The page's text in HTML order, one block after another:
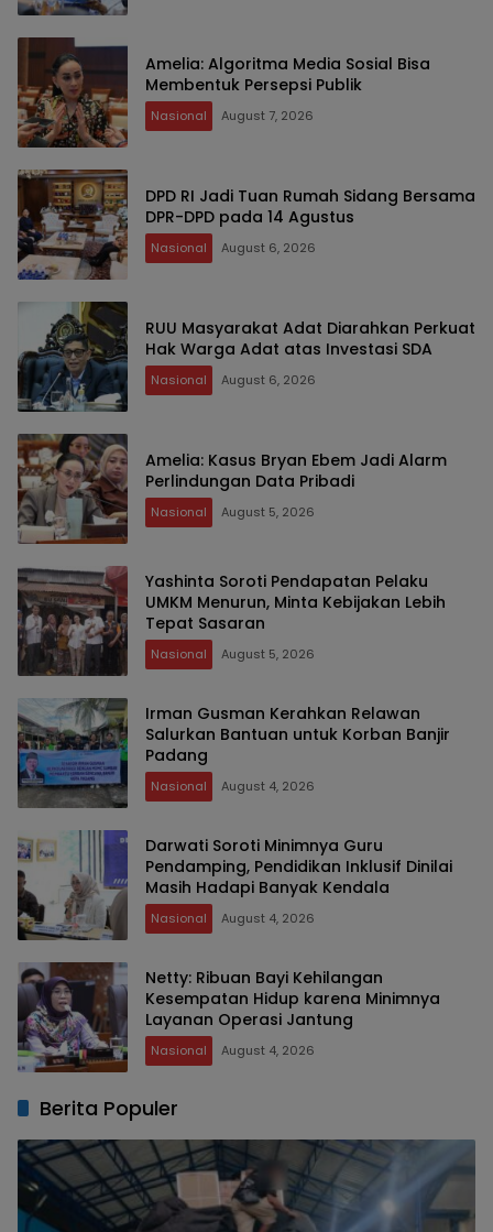
Amelia: Algoritma Media Sosial Bisa
Membentuk Persepsi Publik
Nasional August 7, 2026
DPD RI Jadi Tuan Rumah Sidang Bersama
DPR-DPD pada 14 Agustus
Nasional August 6, 2026
RUU Masyarakat Adat Diarahkan Perkuat
Hak Warga Adat atas Investasi SDA
Nasional August 6, 2026
Amelia: Kasus Bryan Ebem Jadi Alarm
Perlindungan Data Pribadi
Nasional August 5, 2026
Yashinta Soroti Pendapatan Pelaku
UMKM Menurun, Minta Kebijakan Lebih
Tepat Sasaran
Nasional August 5, 2026
Irman Gusman Kerahkan Relawan
Salurkan Bantuan untuk Korban Banjir
Padang
Nasional August 4, 2026
Darwati Soroti Minimnya Guru
Pendamping, Pendidikan Inklusif Dinilai
Masih Hadapi Banyak Kendala
Nasional August 4, 2026
Netty: Ribuan Bayi Kehilangan
Kesempatan Hidup karena Minimnya
Layanan Operasi Jantung
Nasional August 4, 2026
Berita Populer